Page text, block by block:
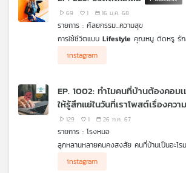
สต์
เพลง
69 1 16 ม.ค. 68
รายการ : ศัลยกรรม...ความสุข
การใช้ชีวิตแบบ Lifestyle คุณหนู ติดหรู รัก
ผู้คนเห็นว่า“ฉันมีสถานะทางสังคมในระดับกิน
เท่าทัน ว่าอย่างไร แค่ไหน จึงจะเหมาะสมกับ
instagram
EP. 1002: ทำไมคนที่บ้านต้องคอม
ให้รู้สึกแย่ในวันที่เราโพสต์เรื่องควา
129 1 26 ก.ค. 67
รายการ : โรงหมอ
ลูกหลานหลายคนคงสงสัย คนที่บ้านเป็นอะไร
รู้สึกไม่ดีบางทีถึงขั้นแย่ โดยเฉพาะคอมเมนต์
instagram